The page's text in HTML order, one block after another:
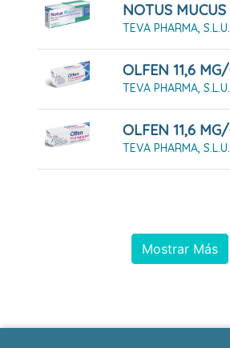
TEVA PHARMA, S.L.U.
TEVA PHARMA, S.L.U.
TEVA PHARMA, S.L.U.
Mostrar Más